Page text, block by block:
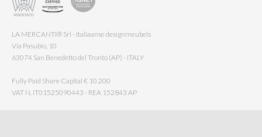
LA MERCANTI® Srl - Italiaanse designmeubels
Via Pasubio, 10
63074 San Benedetto del Tronto (AP) - ITALY
Fully Paid Share Capital € 10.200
VAT N. IT01525090443 - REA 152843 AP